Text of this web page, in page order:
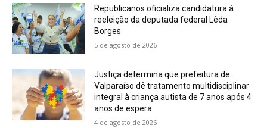
Republicanos oficializa candidatura à
reeleição da deputada federal Lêda
Borges
5 de agosto de 2026
Justiça determina que prefeitura de
Valparaíso dê tratamento multidisciplinar
integral à criança autista de 7 anos após 4
anos de espera
4 de agosto de 2026